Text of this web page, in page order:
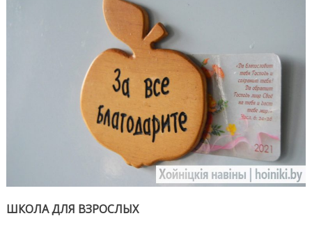
ШКОЛА ДЛЯ ВЗРОСЛЫХ